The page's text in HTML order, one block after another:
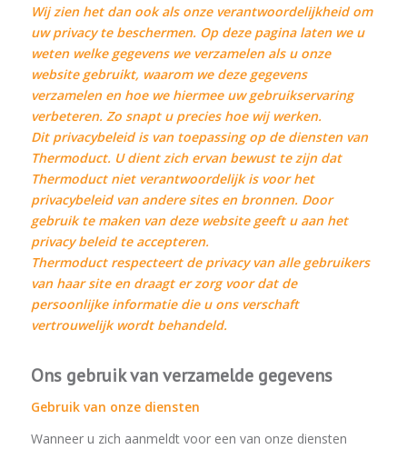
Wij zien het dan ook als onze verantwoordelijkheid om
uw privacy te beschermen. Op deze pagina laten we u
weten welke gegevens we verzamelen als u onze
website gebruikt, waarom we deze gegevens
verzamelen en hoe we hiermee uw gebruikservaring
verbeteren. Zo snapt u precies hoe wij werken.
Dit privacybeleid is van toepassing op de diensten van
Thermoduct. U dient zich ervan bewust te zijn dat
Thermoduct niet verantwoordelijk is voor het
privacybeleid van andere sites en bronnen. Door
gebruik te maken van deze website geeft u aan het
privacy beleid te accepteren.
Thermoduct respecteert de privacy van alle gebruikers
van haar site en draagt er zorg voor dat de
persoonlijke informatie die u ons verschaft
vertrouwelijk wordt behandeld.
Ons gebruik van verzamelde gegevens
Gebruik van onze diensten
Wanneer u zich aanmeldt voor een van onze diensten